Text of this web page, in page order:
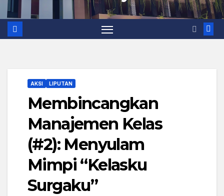
AKSI LIPUTAN
Membincangkan
Manajemen Kelas
(#2): Menyulam
Mimpi “Kelasku
Surgaku”